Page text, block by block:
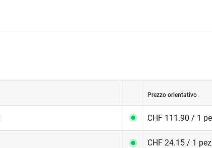
Prezzo orientativo
CHF 111.90 / 1
CHF 24.15 / 1